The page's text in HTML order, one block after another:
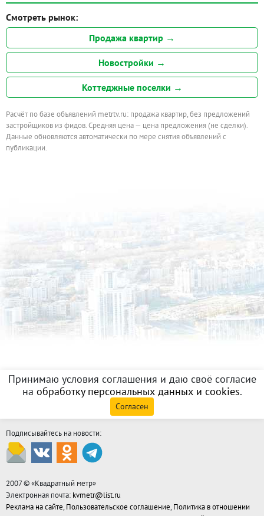
Смотреть рынок:
Продажа квартир →
Новостройки →
Коттеджные поселки →
Расчёт по базе объявлений metrtv.ru: продажа квартир, без предложений
застройщиков из фидов. Средняя цена — цена предложения (не сделки).
Данные обновляются автоматически по мере снятия объявлений с
публикации.
Принимаю условия соглашения и даю своё согласие
на обработку персональных данных и cookies.
Согласен
Подписывайтесь на новости:
2007 © «Квадратный метр»
Электронная почта: kvmetr@list.ru
Реклама на сайте, Пользовательское соглашение, Политика в отношении